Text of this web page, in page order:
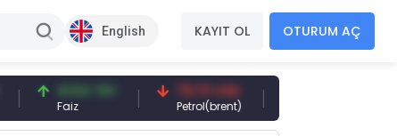
English KAYIT OL OTURUM AÇ
41,54 TRY
Faiz
79,73 USD
Petrol(brent)
6,71 USD
Bakır(lb)